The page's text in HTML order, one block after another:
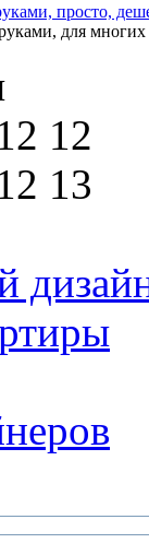
просто,
для
12
13